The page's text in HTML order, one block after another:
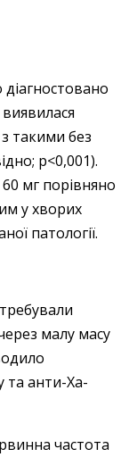
діаг­ностовано
такими без
р<0,001).
мг порів­няно
у хворих
патології.
малу масу
та анти-Хa-
частота